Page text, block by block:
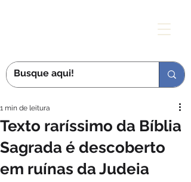
Texto raríssimo da Bíblia
Sagrada é descoberto
em ruínas da Judeia
1 min de leitura